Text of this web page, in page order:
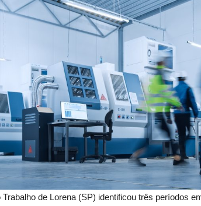
de Lorena (SP) identificou três períodos